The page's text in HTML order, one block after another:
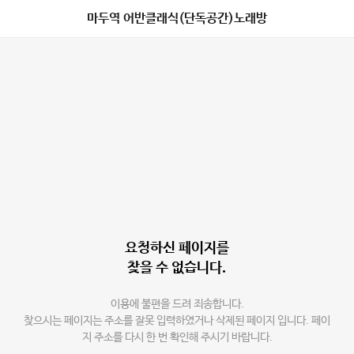
마두역 어반클래식(단독공간)노래방
요청하신 페이지를
찾을 수 없습니다.
이용에 불편을 드려 죄송합니다.
찾으시는 페이지는 주소를 잘못 입력하였거나 삭제된 페이지 입니다. 페이
지 주소를 다시 한 번 확인해 주시기 바랍니다.